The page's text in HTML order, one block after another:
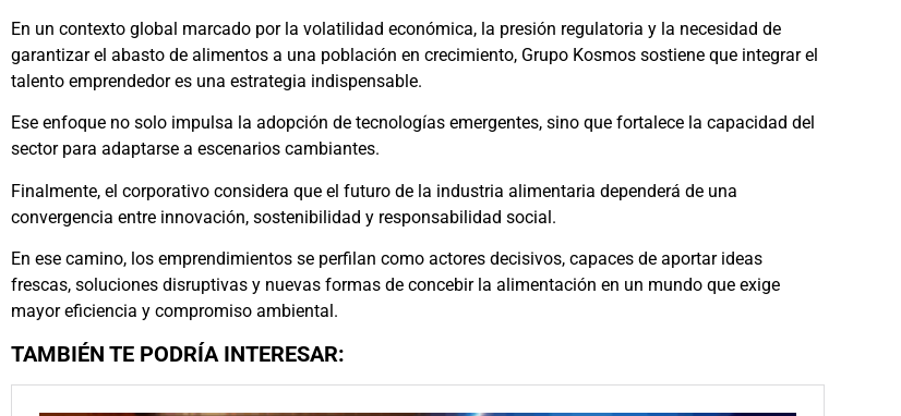
En un contexto global marcado por la volatilidad económica, la presión regulatoria y la necesidad de
garantizar el abasto de alimentos a una población en crecimiento, Grupo Kosmos sostiene que integrar el
talento emprendedor es una estrategia indispensable.
Ese enfoque no solo impulsa la adopción de tecnologías emergentes, sino que fortalece la capacidad del
sector para adaptarse a escenarios cambiantes.
Finalmente, el corporativo considera que el futuro de la industria alimentaria dependerá de una
convergencia entre innovación, sostenibilidad y responsabilidad social.
En ese camino, los emprendimientos se perfilan como actores decisivos, capaces de aportar ideas
frescas, soluciones disruptivas y nuevas formas de concebir la alimentación en un mundo que exige
mayor eficiencia y compromiso ambiental.
TAMBIÉN TE PODRÍA INTERESAR: